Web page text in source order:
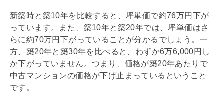
新築時と築10年を比較すると、坪単価で約76万円下が
っています。また、築10年と築20年では、坪単価はさ
らに約70万円下がっていることが分かるでしょう。一
方、築20年と築30年を比べると、わずか6万6,000円し
か下がっていません。つまり、価格が築20年あたりで
中古マンションの価格が下げ止まっているということ
です。